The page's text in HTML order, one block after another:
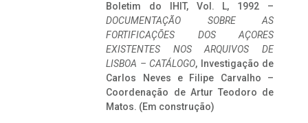
Boletim do IHIT, Vol. L, 1992 –
DOCUMENTAÇÃO SOBRE AS
FORTIFICAÇÕES DOS AÇORES
EXISTENTES NOS ARQUIVOS DE
LISBOA – CATÁLOGO, Investigação de
Carlos Neves e Filipe Carvalho –
Coordenação de Artur Teodoro de
Matos. (Em construção)